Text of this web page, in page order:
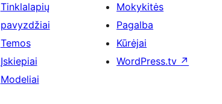
Tinklalapių
pavyzdžiai
Temos
Įskiepiai
Modeliai
Mokykitės
Pagalba
Kūrėjai
WordPress.tv ↗